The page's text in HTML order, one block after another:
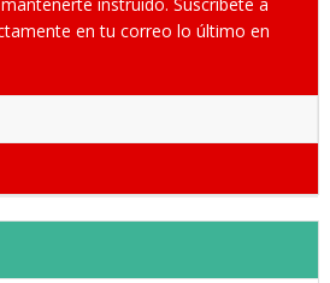
en tu correo lo último en